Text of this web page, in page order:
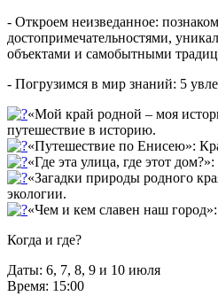
- Откроем неизведанное:
достопримечательностями,
объектами и самобытными
- Погрузимся в мир знаний: 5
«Мой край родной – моя
путешествие в историю.
«Путешествие по Енисею»:
«Где эта улица, где этот
«Загадки природы родного
экологии.
«Чем и кем славен наш
Когда и где?
Даты: 6, 7, 8, 9 и 10 июля
Время: 15:00